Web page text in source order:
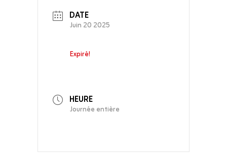
DATE
Juin 20 2025
Expiré!
HEURE
Journée entière